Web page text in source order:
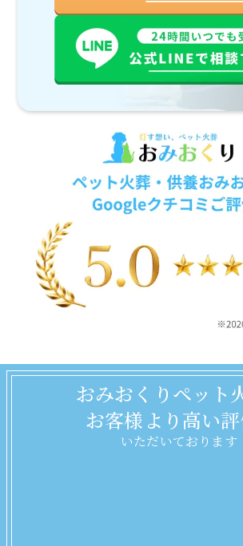
おみおくりペット
お客様より高い
いただいております